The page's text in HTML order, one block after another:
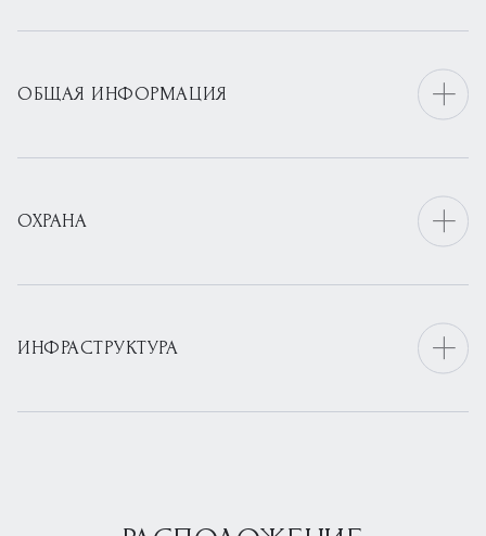
ОБЩАЯ ИНФОРМАЦИЯ
ОХРАНА
ИНФРАСТРУКТУРА